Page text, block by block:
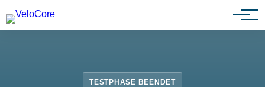
Partnerprogramm
TESTPHASE BEENDET